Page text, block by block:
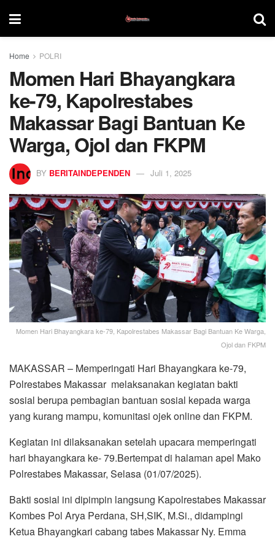
Home POLRI
Momen Hari Bhayangkara
ke-79, Kapolrestabes
Makassar Bagi Bantuan Ke
Warga, Ojol dan FKPM
BY BERITAINDEPENDEN Juli 1, 2025
Momen Hari Bhayangkara ke-79, Kapolrestabes Makassar Bagi Bantuan Ke Warga,
Ojol dan FKPM
MAKASSAR – Memperingati Hari Bhayangkara ke-79,
Polrestabes Makassar melaksanakan kegiatan bakti
sosial berupa pembagian bantuan sosial kepada warga
yang kurang mampu, komunitasi ojek online dan FKPM.
Kegiatan ini dilaksanakan setelah upacara memperingati
hari bhayangkara ke- 79.Bertempat di halaman apel Mako
Polrestabes Makassar, Selasa (01/07/2025).
Bakti sosial ini dipimpin langsung Kapolrestabes Makassar
Kombes Pol Arya Perdana, SH,SIK, M.Si., didampingi
Ketua Bhayangkari cabang tabes Makassar Ny. Emma